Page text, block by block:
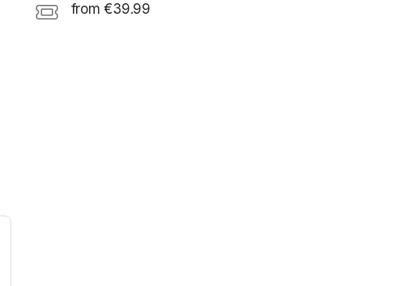
from €39.99